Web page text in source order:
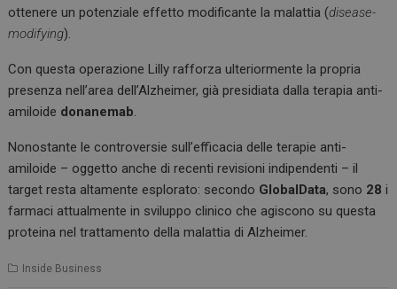
ottenere un potenziale effetto modificante la malattia (disease-
modifying).
Con questa operazione Lilly rafforza ulteriormente la propria
presenza nell’area dell’Alzheimer, già presidiata dalla terapia anti-
amiloide donanemab.
Nonostante le controversie sull’efficacia delle terapie anti-
amiloide – oggetto anche di recenti revisioni indipendenti – il
target resta altamente esplorato: secondo GlobalData, sono 28 i
farmaci attualmente in sviluppo clinico che agiscono su questa
proteina nel trattamento della malattia di Alzheimer.
Inside Business